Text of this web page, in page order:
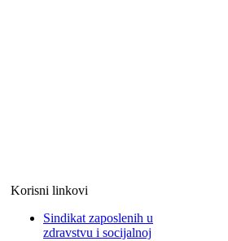
Korisni linkovi
Sindikat zaposlenih u
zdravstvu i socijalnoj